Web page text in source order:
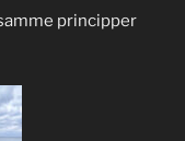
principper